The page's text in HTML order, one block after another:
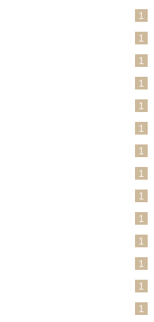
1
1
1
1
1
1
1
1
1
1
1
1
1
1